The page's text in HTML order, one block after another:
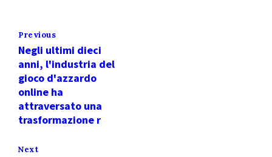
Previous
Negli ultimi dieci
anni, l'industria del
gioco d'azzardo
online ha
attraversato una
trasformazione r
Next